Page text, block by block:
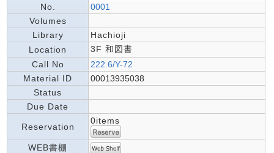
No.
0001
Volumes
Library
Hachioji
Location
3F 和図書
Call No
222.6/Y-72
Material ID
00013935038
Status
Due Date
Reservation
0items
WEB書棚